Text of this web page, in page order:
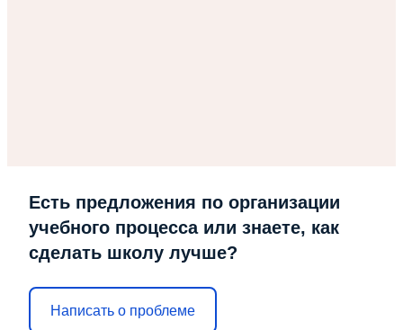
Есть предложения по организации
учебного процесса или знаете, как
сделать школу лучше?
Написать о проблеме